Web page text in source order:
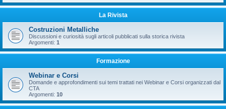
La Rivista
Costruzioni Metalliche
Discussioni e curiosità sugli articoli pubblicati sulla storica rivista
Argomenti: 1
Formazione
Webinar e Corsi
Domande e approfondimenti sui temi trattati nei Webinar e Corsi organizzati dal
CTA
Argomenti: 10